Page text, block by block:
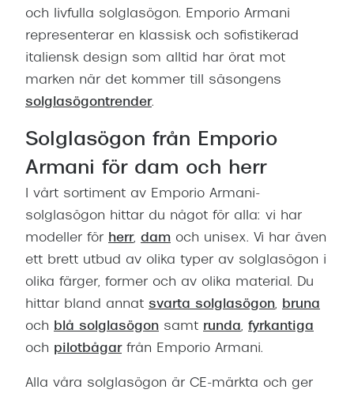
och livfulla solglasögon. Emporio Armani
representerar en klassisk och sofistikerad
italiensk design som alltid har örat mot
marken när det kommer till säsongens
solglasögontrender.
Solglasögon från Emporio
Armani för dam och herr
I vårt sortiment av Emporio Armani-
solglasögon hittar du något för alla: vi har
modeller för herr, dam och unisex. Vi har även
ett brett utbud av olika typer av solglasögon i
olika färger, former och av olika material. Du
hittar bland annat svarta solglasögon, bruna
och blå solglasögon samt runda, fyrkantiga
och pilotbågarfrån Emporio Armani.
Alla våra solglasögon är CE-märkta och ger